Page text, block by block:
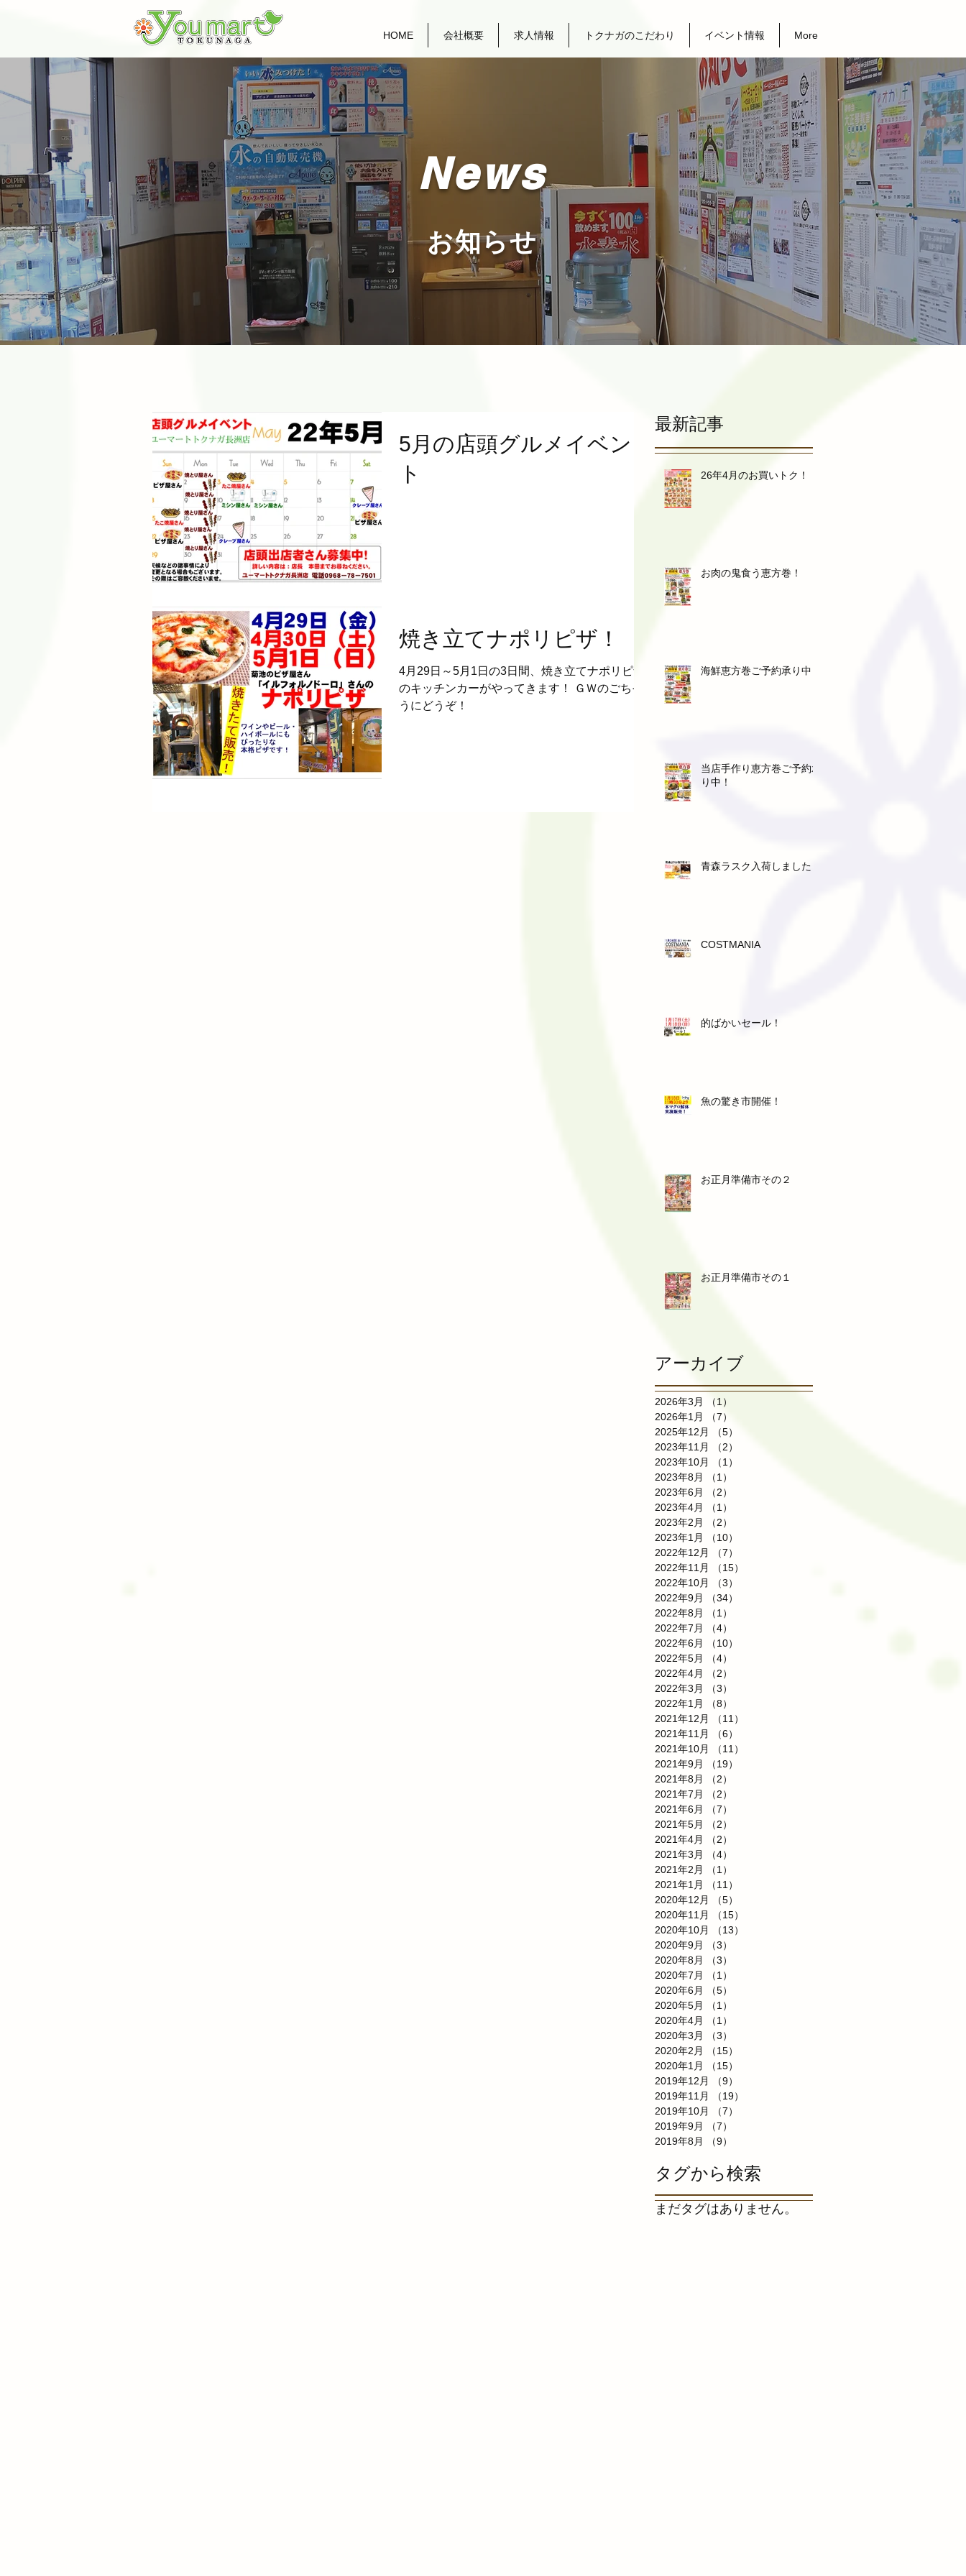
HOME 会社概要 求人情報 トクナガのこだわり イベント情報 More
News
お知らせ
5月の店頭グルメイベン
ト
焼き立てナポリピザ！
4月29日～5月1日の3日間、焼き立てナポリピザ
のキッチンカーがやってきます！ ＧＷのごちそ
うにどうぞ！
最新記事
26年4月のお買いトク！
お肉の鬼食う恵方巻！
海鮮恵方巻ご予約承り中！
当店手作り恵方巻ご予約承
り中！
青森ラスク入荷しました！
COSTMANIA
的ばかいセール！
魚の驚き市開催！
お正月準備市その２
お正月準備市その１
アーカイブ
2026年3月 （1）
2026年1月
（7）
2025年12月
（5）
2023年11月
（2）
2023年10月
（1）
2023年8月
（1）
2023年6月
（2）
2023年4月
（1）
2023年2月
（2）
2023年1月
（10）
2022年12月
（7）
2022年11月
（15）
2022年10月
（3）
2022年9月
（34）
2022年8月
（1）
2022年7月
（4）
2022年6月
（10）
2022年5月
（4）
2022年4月
（2）
2022年3月
（3）
2022年1月
（8）
2021年12月
（11）
2021年11月
（6）
2021年10月
（11）
2021年9月
（19）
2021年8月
（2）
2021年7月
（2）
2021年6月
（7）
2021年5月
（2）
2021年4月
（2）
2021年3月
（4）
2021年2月
（1）
2021年1月
（11）
2020年12月
（5）
2020年11月
（15）
2020年10月
（13）
2020年9月
（3）
2020年8月
（3）
2020年7月
（1）
2020年6月
（5）
2020年5月
（1）
2020年4月
（1）
2020年3月
（3）
2020年2月
（15）
2020年1月
（15）
2019年12月
（9）
2019年11月
（19）
2019年10月
（7）
2019年9月
（7）
2019年8月
（9）
タグから検索
まだタグはありません。